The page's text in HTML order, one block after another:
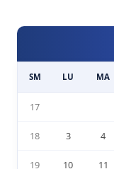
SM LU MA
17
18 3 4
19 10 11